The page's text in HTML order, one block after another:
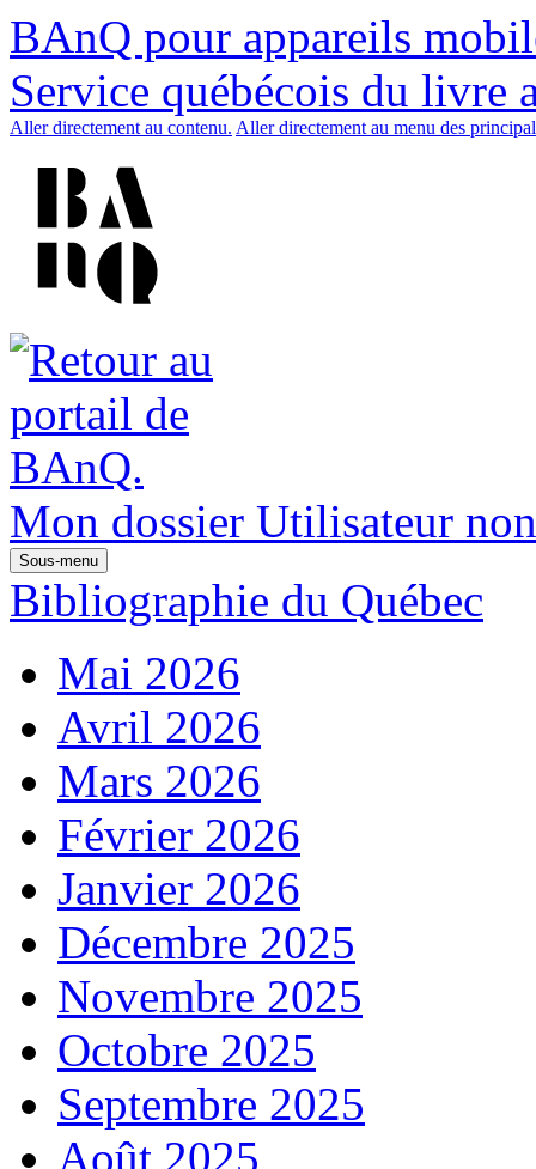
BAnQ pour appareils
Service québécois du livre
Aller directement au contenu. Aller directement au menu des
Mon dossier Utilisateur
Sous-menu
Bibliographie du Québec
Mai 2026
Avril 2026
Mars 2026
Février 2026
Janvier 2026
Décembre 2025
Novembre 2025
Octobre 2025
Septembre 2025
Août 2025